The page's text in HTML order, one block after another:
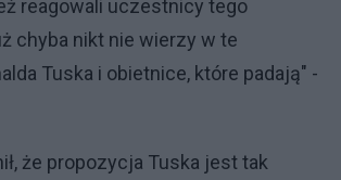
reagowali uczestnicy tego
chyba nikt nie wierzy w te
Tuska i obietnice, które padają" -
że propozycja Tuska jest tak